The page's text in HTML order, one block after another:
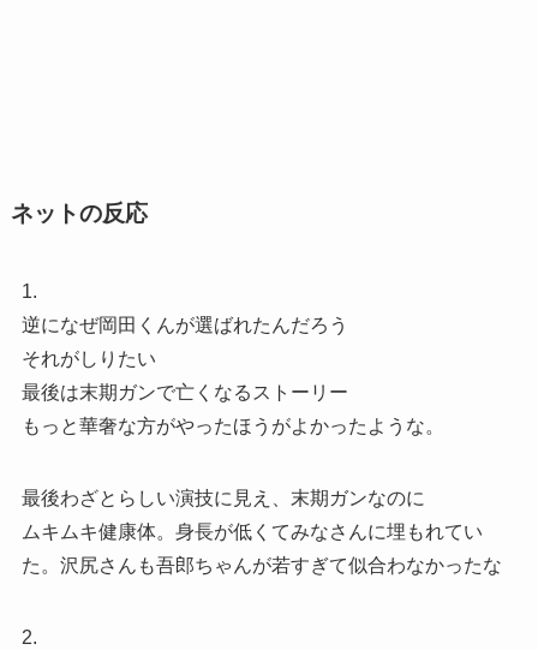
ネットの反応
1.
逆になぜ岡田くんが選ばれたんだろう
それがしりたい
最後は末期ガンで亡くなるストーリー
もっと華奢な方がやったほうがよかったような。
最後わざとらしい演技に見え、末期ガンなのに
ムキムキ健康体。身長が低くてみなさんに埋もれてい
た。沢尻さんも吾郎ちゃんが若すぎて似合わなかったな
2.